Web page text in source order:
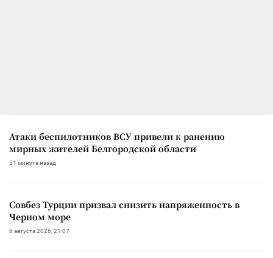
Атаки беспилотников ВСУ привели к ранению
мирных жителей Белгородской области
51 минута назад
Совбез Турции призвал снизить напряженность в
Черном море
6 августа 2026, 21:07